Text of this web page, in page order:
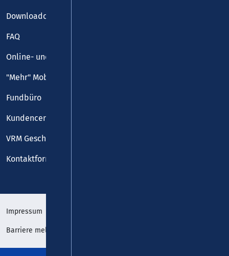
Downloadcenter
FAQ
Online- und Handy-Tickets
"Mehr" Mobilität
Fundbüro
Kundencenter
VRM Geschäftsstelle
Kontaktformular
Impressum
Barriere melden